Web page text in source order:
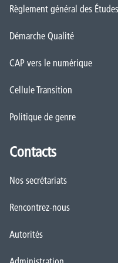
Règlement général des
Démarche Qualité
CAP vers le numérique
Cellule Transition
Politique de genre
Contacts
Nos secrétariats
Rencontrez-nous
Autorités